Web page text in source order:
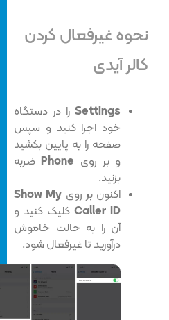
نحوه غیرفعال کردن
کالر آیدی
Settingsرا در دستگاه
خود اجرا کنید و سپس
صفحه را به پایین بکشید
و بر رویPhoneضربه
بزنید.
اکنون بر روی Show My
Caller IDکلیک کنید و
آن را به حالت خاموش
درآورید تا غیرفعال شود.